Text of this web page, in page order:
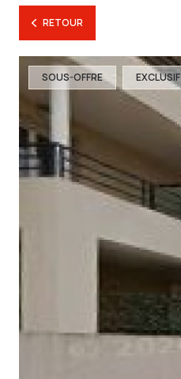
RETOUR
SOUS-OFFRE EXCLUSIF